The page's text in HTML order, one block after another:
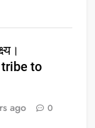
to
ago 0